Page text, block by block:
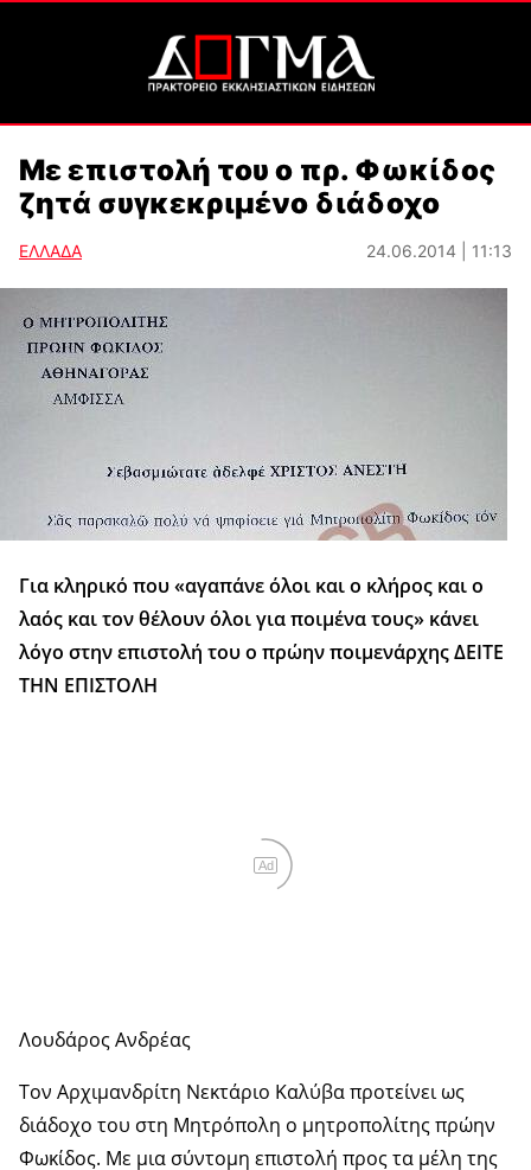
Με επιστολή του ο πρ. Φωκίδος
ζητά συγκεκριμένο διάδοχο
ΕΛΛΑΔΑ 24.06.2014 | 11:13
Για κληρικό που «αγαπάνε όλοι και ο κλήρος και ο
λαός και τον θέλουν όλοι για ποιμένα τους» κάνει
λόγο στην επιστολή του ο πρώην ποιμενάρχης ΔΕΙΤΕ
ΤΗΝ ΕΠΙΣΤΟΛΗ
Ad
Λουδάρος Ανδρέας
Τον Αρχιμανδρίτη Νεκτάριο Καλύβα προτείνει ως
διάδοχο του στη Μητρόπολη ο μητροπολίτης πρώην
Φωκίδος. Με μια σύντομη επιστολή προς τα μέλη της